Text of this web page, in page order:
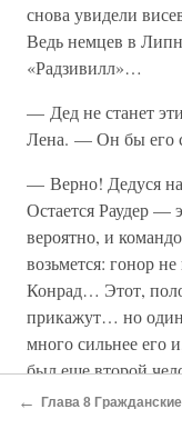
снова увидели
Ведь немцев в
«Радзивилл»…
— Дед не станет
Лена. — Он бы его
— Верно! Дедуся
Остается Раудер —
вероятно, и
возьмется: гонор
Конрад… Этот,
прикажут… но
много сильнее его
был еще второй
Вопрос остался
←